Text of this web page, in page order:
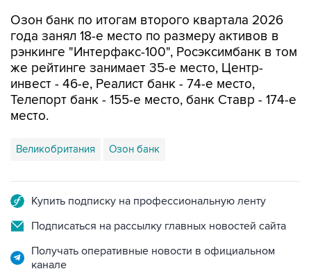
Озон банк по итогам второго квартала 2026
года занял 18-е место по размеру активов в
рэнкинге "Интерфакс-100", Росэксимбанк в том
же рейтинге занимает 35-е место, Центр-
инвест - 46-е, Реалист банк - 74-е место,
Телепорт банк - 155-е место, банк Ставр - 174-е
место.
Великобритания Озон банк
Купить подписку на профессиональную ленту
Подписаться на рассылку главных новостей сайта
Получать оперативные новости в официальном
канале